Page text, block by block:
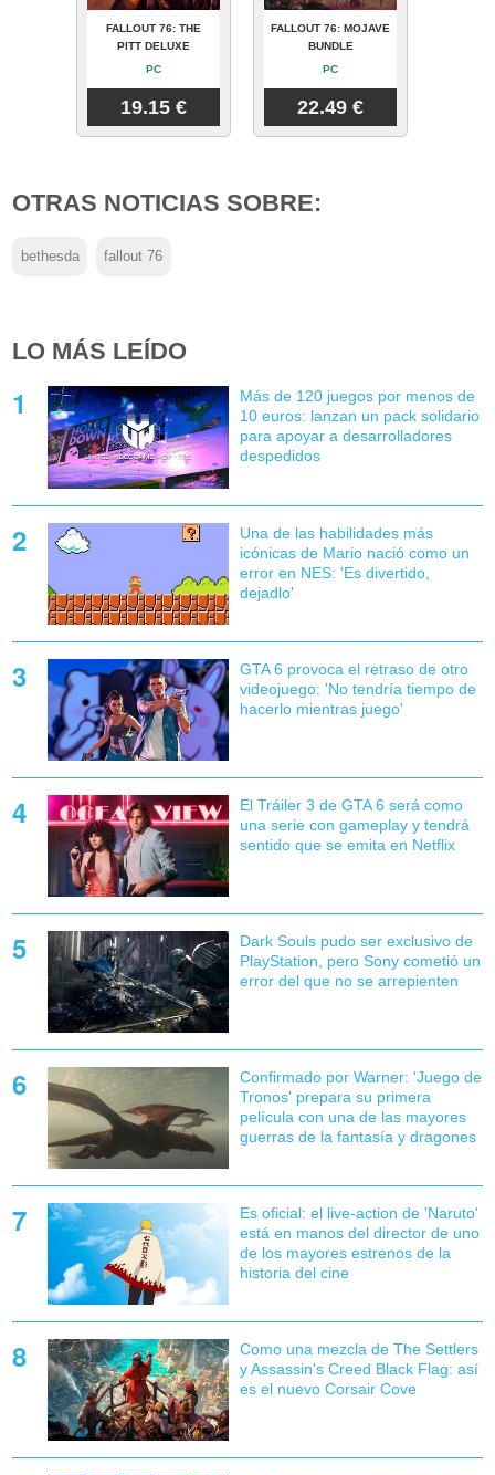
FALLOUT 76: THE
PITT DELUXE
PC
19.15 €
FALLOUT 76: MOJAVE
BUNDLE
PC
22.49 €
OTRAS NOTICIAS SOBRE:
bethesda fallout 76
LO MÁS LEÍDO
Más de 120 juegos por menos de
10 euros: lanzan un pack solidario
para apoyar a desarrolladores
despedidos
Una de las habilidades más
icónicas de Mario nació como un
error en NES: 'Es divertido,
dejadlo'
GTA 6 provoca el retraso de otro
videojuego: 'No tendría tiempo de
hacerlo mientras juego'
El Tráiler 3 de GTA 6 será como
una serie con gameplay y tendrá
sentido que se emita en Netflix
Dark Souls pudo ser exclusivo de
PlayStation, pero Sony cometió un
error del que no se arrepienten
Confirmado por Warner: 'Juego de
Tronos' prepara su primera
película con una de las mayores
guerras de la fantasía y dragones
Es oficial: el live-action de 'Naruto'
está en manos del director de uno
de los mayores estrenos de la
historia del cine
Como una mezcla de The Settlers
y Assassin's Creed Black Flag: así
es el nuevo Corsair Cove